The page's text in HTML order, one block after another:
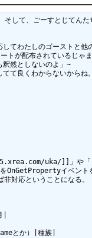
して、ごーすとじてん
てわたしのゴーストと
トが配布されているじゃ
釈然としないのよ」~
て良くわからないから
uka/]]」や「[[
OnGetPropertyイベント
対応ということになる。
|
とか）|種族|